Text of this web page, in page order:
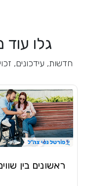
גלו עוד
חדשות, עידכונים,
ראשונים בין